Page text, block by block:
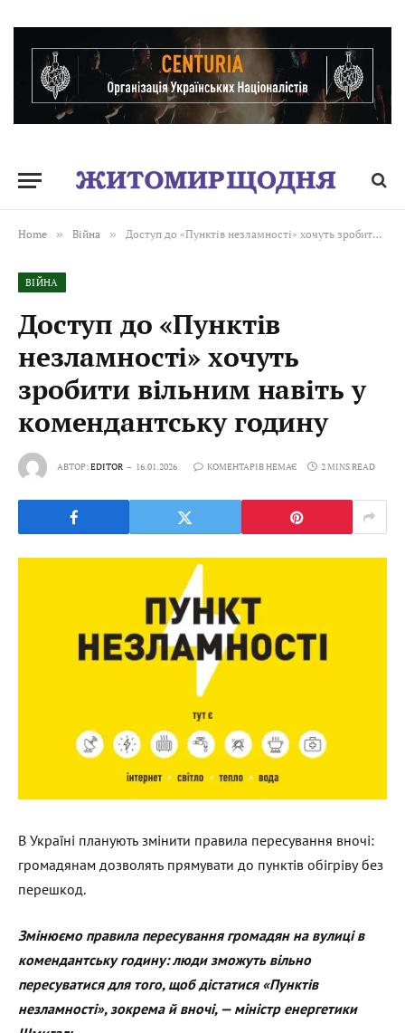
Home » Війна » Доступ до «Пунктів незламності» хочуть зробити вільним навіть у комендантську годину
ВІЙНА
Доступ до «Пунктів
незламності» хочуть
зробити вільним навіть у
комендантську годину
АВТОР:EDITOR 16.01.2026 КОМЕНТАРІВ НЕМАЄ 2 MINS READ
В Україні планують змінити правила пересування вночі:
громадянам дозволять прямувати до пунктів обігріву без
перешкод.
Змінюємо правила пересування громадян на вулиці в
комендантську годину: люди зможуть вільно
пересуватися для того, щоб дістатися «Пунктів
незламності», зокрема й вночі, — міністр енергетики